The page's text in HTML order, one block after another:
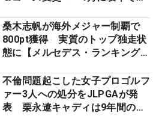
桑木志帆が海外メジャー制覇で
800pt獲得 実質のトップ独走状
態に【メルセデス・ランキング番
不倫問題起こした女子プロゴルフ
ァー3人への処分をJLPGAが発
表 栗永遼キャディは9年間の立